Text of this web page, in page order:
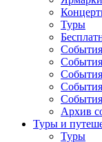
Туры
Архив
Туры и
Туры